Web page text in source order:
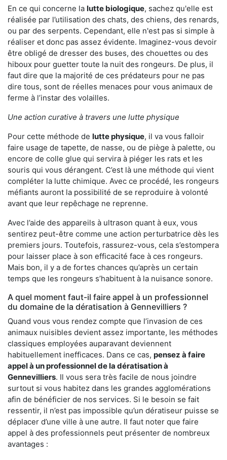
En ce qui concerne la lutte biologique, sachez qu'elle est
réalisée par l’utilisation des chats, des chiens, des renards,
ou par des serpents. Cependant, elle n'est pas si simple à
réaliser et donc pas assez évidente. Imaginez-vous devoir
être obligé de dresser des buses, des chouettes ou des
hiboux pour guetter toute la nuit des rongeurs. De plus, il
faut dire que la majorité de ces prédateurs pour ne pas
dire tous, sont de réelles menaces pour vous animaux de
ferme à l’instar des volailles.
Une action curative à travers une lutte physique
Pour cette méthode de lutte physique, il va vous falloir
faire usage de tapette, de nasse, ou de piège à palette, ou
encore de colle glue qui servira à piéger les rats et les
souris qui vous dérangent. C’est là une méthode qui vient
compléter la lutte chimique. Avec ce procédé, les rongeurs
méfiants auront la possibilité de se reproduire à volonté
avant que leur repêchage ne reprenne.
Avec l’aide des appareils à ultrason quant à eux, vous
sentirez peut-être comme une action perturbatrice dès les
premiers jours. Toutefois, rassurez-vous, cela s’estompera
pour laisser place à son efficacité face à ces rongeurs.
Mais bon, il y a de fortes chances qu’après un certain
temps que les rongeurs s’habituent à la nuisance sonore.
A quel moment faut-il faire appel à un professionnel
du domaine de la dératisation à Gennevilliers ?
Quand vous vous rendez compte que l’invasion de ces
animaux nuisibles devient assez importante, les méthodes
classiques employées auparavant deviennent
habituellement inefficaces. Dans ce cas, pensez à faire
appel à un professionnel de la dératisation à
Gennevilliers. Il vous sera très facile de nous joindre
surtout si vous habitez dans les grandes agglomérations
afin de bénéficier de nos services. Si le besoin se fait
ressentir, il n’est pas impossible qu’un dératiseur puisse se
déplacer d’une ville à une autre. Il faut noter que faire
appel à des professionnels peut présenter de nombreux
avantages :